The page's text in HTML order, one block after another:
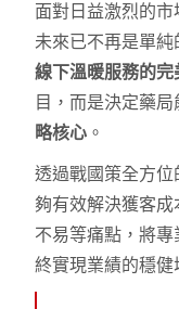
面對日益激烈的
未來已不再是單
線下溫暖服務的完
目，而是決定藥
略核心 。
透過戰國策全方
夠有效解決獲客
不易等痛點，將
終實現業績的穩健